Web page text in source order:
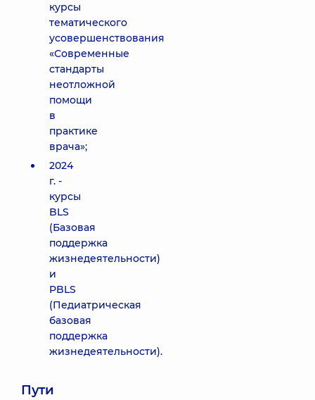
курсы
тематического
усовершенствования
«Современные
стандарты
неотложной
помощи
в
практике
врача»;
2024
г. -
курсы
BLS
(Базовая
поддержка
жизнедеятельности)
и
PBLS
(Педиатрическая
базовая
поддержка
жизнедеятельности).
Пути